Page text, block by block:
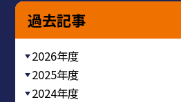
過去記事
2026年度
2025年度
2024年度